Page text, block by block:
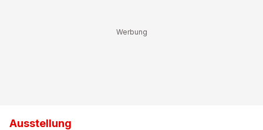
Ausstellung